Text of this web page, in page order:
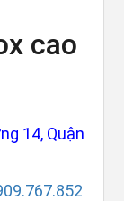
cao
14, Quận